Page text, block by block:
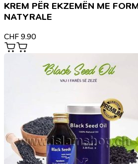
KREM PËR EKZEMËN ME
NATYRALE
CHF 9.90